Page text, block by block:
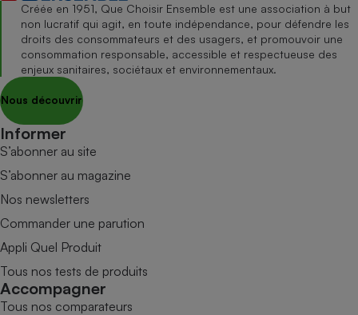
Créée en 1951, Que Choisir Ensemble est une association à but
non lucratif qui agit, en toute indépendance, pour défendre les
droits des consommateurs et des usagers, et promouvoir une
consommation responsable, accessible et respectueuse des
enjeux sanitaires, sociétaux et environnementaux.
Nous découvrir
Informer
S’abonner au site
S’abonner au magazine
Nos newsletters
Commander une parution
Appli Quel Produit
Tous nos tests de produits
Accompagner
Tous nos comparateurs